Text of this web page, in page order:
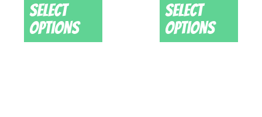
Select
options
Select
options